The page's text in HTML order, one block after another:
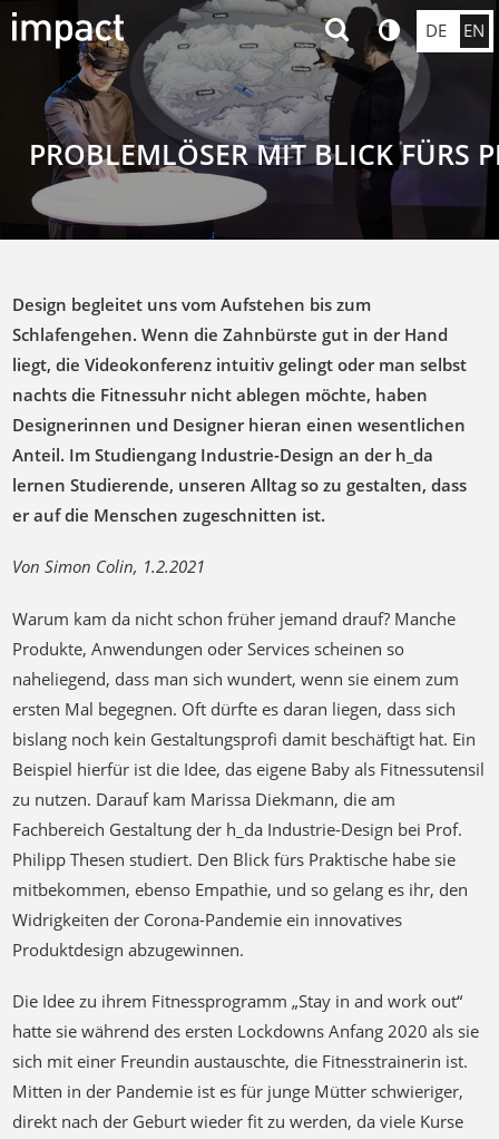
DE EN
PROBLEMLÖSER MIT BLICK FÜRS
Design begleitet uns vom Aufstehen bis zum
Schlafengehen. Wenn die Zahnbürste gut in der Hand
liegt, die Videokonferenz intuitiv gelingt oder man selbst
nachts die Fitnessuhr nicht ablegen möchte, haben
Designerinnen und Designer hieran einen wesentlichen
Anteil. Im Studiengang Industrie-Design an der h_da
lernen Studierende, unseren Alltag so zu gestalten, dass
er auf die Menschen zugeschnitten ist.
Von Simon Colin, 1.2.2021
Warum kam da nicht schon früher jemand drauf? Manche
Produkte, Anwendungen oder Services scheinen so
naheliegend, dass man sich wundert, wenn sie einem zum
ersten Mal begegnen. Oft dürfte es daran liegen, dass sich
bislang noch kein Gestaltungsprofi damit beschäftigt hat. Ein
Beispiel hierfür ist die Idee, das eigene Baby als Fitnessutensil
zu nutzen. Darauf kam Marissa Diekmann, die am
Fachbereich Gestaltung der h_da Industrie-Design bei Prof.
Philipp Thesen studiert. Den Blick fürs Praktische habe sie
mitbekommen, ebenso Empathie, und so gelang es ihr, den
Widrigkeiten der Corona-Pandemie ein innovatives
Produktdesign abzugewinnen.
Die Idee zu ihrem Fitnessprogramm „Stay in and work out“
hatte sie während des ersten Lockdowns Anfang 2020 als sie
sich mit einer Freundin austauschte, die Fitnesstrainerin ist.
Mitten in der Pandemie ist es für junge Mütter schwieriger,
direkt nach der Geburt wieder fit zu werden, da viele Kurse